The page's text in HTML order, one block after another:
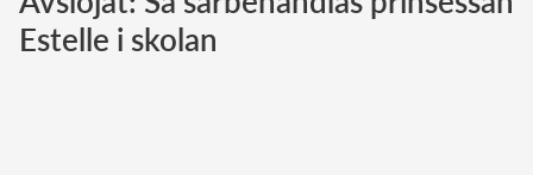
Norska kungahuset
Estelle i skolan